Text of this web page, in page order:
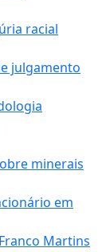
racial
julgamento
minerais
em
Martins